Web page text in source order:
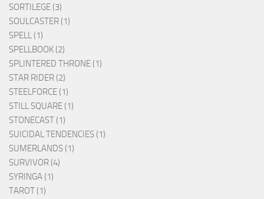
SORTILEGE (3)
SOULCASTER (1)
SPELL (1)
SPELLBOOK (2)
SPLINTERED THRONE (1)
STAR RIDER (2)
STEELFORCE (1)
STILL SQUARE (1)
STONECAST (1)
SUICIDAL TENDENCIES (1)
SUMERLANDS (1)
SURVIVOR (4)
SYRINGA (1)
TAROT (1)